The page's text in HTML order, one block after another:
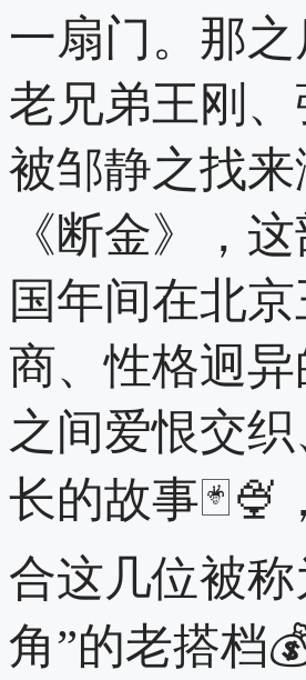
一扇门。那
老兄弟王刚、
被邹静之找来
《断金》，
国年间在北
商、性格迥
之间爱恨交
长的故事🃏🍨
合这几位被称
角”的老搭档